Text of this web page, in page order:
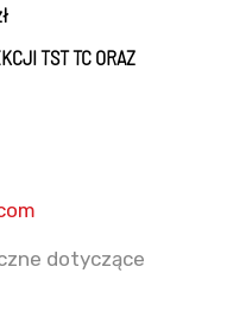
TST TCORAZ
dotyczące